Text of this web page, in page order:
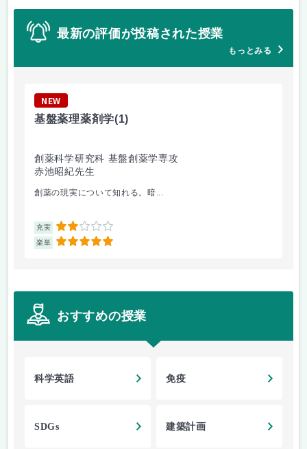
最新の評価が投稿された授業
もっとみる
NEW
基盤薬理薬剤学(1)
創薬科学研究科 基盤創薬学専攻
赤池昭紀先生
創薬の現実について知れる。暗...
充実 2
楽単 5
おすすめの授業
科学英語 免疫
SDGs 建築計画